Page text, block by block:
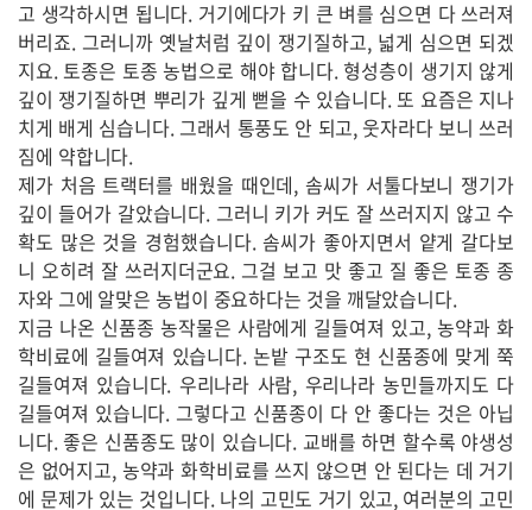
고 생각하시면 됩니다. 거기에다가 키 큰 벼를 심으면 다 쓰러져
버리죠. 그러니까 옛날처럼 깊이 쟁기질하고, 넓게 심으면 되겠
지요. 토종은 토종 농법으로 해야 합니다. 형성층이 생기지 않게
깊이 쟁기질하면 뿌리가 깊게 뻗을 수 있습니다. 또 요즘은 지나
치게 배게 심습니다. 그래서 통풍도 안 되고, 웃자라다 보니 쓰러
짐에 약합니다.
제가 처음 트랙터를 배웠을 때인데, 솜씨가 서툴다보니 쟁기가
깊이 들어가 갈았습니다. 그러니 키가 커도 잘 쓰러지지 않고 수
확도 많은 것을 경험했습니다. 솜씨가 좋아지면서 얕게 갈다보
니 오히려 잘 쓰러지더군요. 그걸 보고 맛 좋고 질 좋은 토종 종
자와 그에 알맞은 농법이 중요하다는 것을 깨달았습니다.
지금 나온 신품종 농작물은 사람에게 길들여져 있고, 농약과 화
학비료에 길들여져 있습니다. 논밭 구조도 현 신품종에 맞게 쭉
길들여져 있습니다. 우리나라 사람, 우리나라 농민들까지도 다
길들여져 있습니다. 그렇다고 신품종이 다 안 좋다는 것은 아닙
니다. 좋은 신품종도 많이 있습니다. 교배를 하면 할수록 야생성
은 없어지고, 농약과 화학비료를 쓰지 않으면 안 된다는 데 거기
에 문제가 있는 것입니다. 나의 고민도 거기 있고, 여러분의 고민